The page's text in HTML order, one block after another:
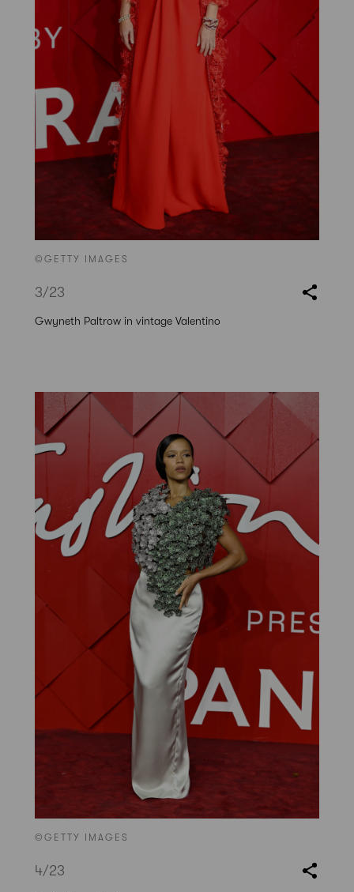
©GETTY IMAGES
3/23
Gwyneth Paltrow in vintage Valentino
©GETTY IMAGES
4/23